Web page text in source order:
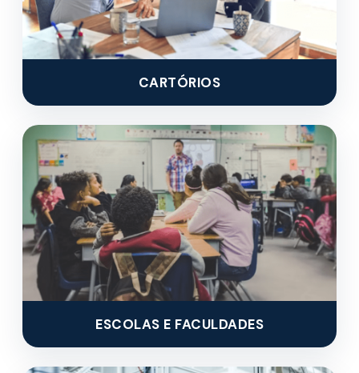
CARTÓRIOS
ESCOLAS E FACULDADES